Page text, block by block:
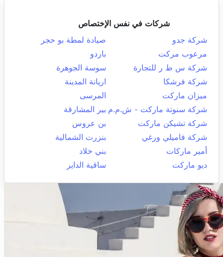
شركات في نفس الإختصاص
شركة جدو
صيادة لمطة بو حجر
مرعوب مركت
باردو
شركة س ط ر للتجارة
سوسة الجوهرة
شركة فرشكا
اريانة المدينة
ميزان ماركت
المرسى
شركة سنوتة ماركت - ش.م.م بير المشارقة
شركة تشيكن ماركت
بن عروس
شركة فاميلي ورغي
بنزرت الشمالية
أمير ماركات
بني خلاد
ديو ماركت
ساقية الداير